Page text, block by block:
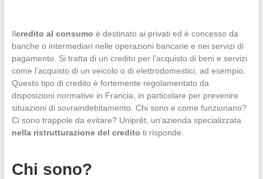
Ilcredito al consumo è destinato ai privati ed è concesso da
banche o intermediari nelle operazioni bancarie e nei servizi di
pagamento. Si tratta di un credito per l’acquisto di beni e servizi
come l’acquisto di un veicolo o di elettrodomestici, ad esempio.
Questo tipo di credito è fortemente regolamentato da
disposizioni normative in Francia, in particolare per prevenire
situazioni di sovraindebitamento. Chi sono e come funzionano?
Ci sono trappole da evitare? Uniprêt, un’azienda specializzata
nella ristrutturazione del credito ti risponde.
Chi sono?